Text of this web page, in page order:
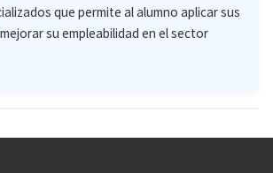
que permite al alumno aplicar sus
su empleabilidad en el sector